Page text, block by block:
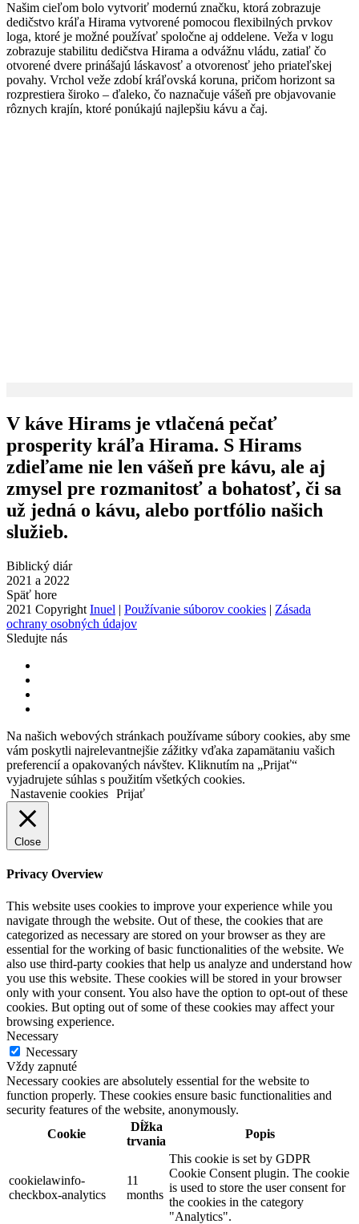
Našim cieľom bolo vytvoriť modernú značku, ktorá zobrazuje
dedičstvo kráľa Hirama vytvorené pomocou flexibilných prvkov
loga, ktoré je možné používať spoločne aj oddelene. Veža v logu
zobrazuje stabilitu dedičstva Hirama a odvážnu vládu, zatiaľ čo
otvorené dvere prinášajú láskavosť a otvorenosť jeho priateľskej
povahy. Vrchol veže zdobí kráľovská koruna, pričom horizont sa
rozprestiera široko – ďaleko, čo naznačuje vášeň pre objavovanie
rôznych krajín, ktoré ponúkajú najlepšiu kávu a čaj.
V káve Hirams je vtlačená pečať
prosperity kráľa Hirama. S Hirams
zdieľame nie len vášeň pre kávu, ale aj
zmysel pre rozmanitosť a bohatosť, či sa
už jedná o kávu, alebo portfólio našich
služieb.
Biblický diár
2021 a 2022
Späť hore
2021 Copyright Inuel | Používanie súborov cookies | Zásada
ochrany osobných údajov
Sledujte nás
Na našich webových stránkach používame súbory cookies, aby sme
vám poskytli najrelevantnejšie zážitky vďaka zapamätaniu vašich
preferencií a opakovaných návštev. Kliknutím na „Prijať“
vyjadrujete súhlas s použitím všetkých cookies.
Nastavenie cookies Prijať
Close
Privacy Overview
This website uses cookies to improve your experience while you
navigate through the website. Out of these, the cookies that are
categorized as necessary are stored on your browser as they are
essential for the working of basic functionalities of the website. We
also use third-party cookies that help us analyze and understand how
you use this website. These cookies will be stored in your browser
only with your consent. You also have the option to opt-out of these
cookies. But opting out of some of these cookies may affect your
browsing experience.
Necessary
Necessary
Vždy zapnuté
Necessary cookies are absolutely essential for the website to
function properly. These cookies ensure basic functionalities and
security features of the website, anonymously.
Cookie
Dĺžka
trvania
Popis
cookielawinfo-
checkbox-analytics
11
months
This cookie is set by GDPR
Cookie Consent plugin. The cookie
is used to store the user consent for
the cookies in the category
"Analytics".